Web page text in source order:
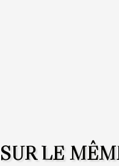
SUR LE